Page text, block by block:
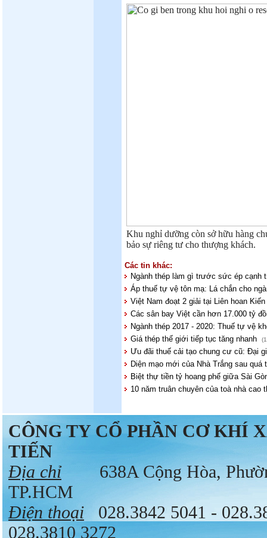
Khu nghỉ dưỡng còn sở hữu hàng
bảo sự riêng tư cho thượng khách.
Các tin khác:
Ngành thép làm gì trước sức ép cạnh
Áp thuế tự vệ tôn mạ: Lá chắn cho
Việt Nam đoạt 2 giải tại Liên hoan
Các sân bay Việt cần hơn 17.000 tỷ
Ngành thép 2017 - 2020: Thuế tự vệ
Giá thép thế giới tiếp tục tăng nhanh
Ưu đãi thuế cải tạo chung cư cũ: Đại
Diện mạo mới của Nhà Trắng sau quá
Biệt thự tiền tỷ hoang phế giữa Sài
10 năm truân chuyên của toà nhà cao
CÔNG TY CỔ PHẦN CƠ KHÍ
TIẾN
Địa chỉ
638A Cộng Hòa,
TP.HCM
Điện thoại
028.3842 5041 -
028.3810 3272